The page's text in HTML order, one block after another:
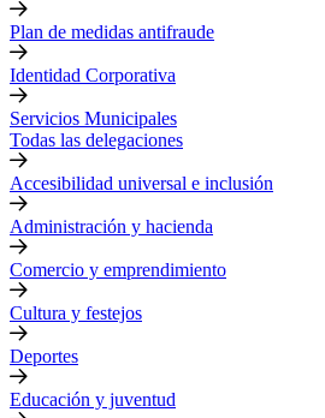
Plan de medidas antifraude
Identidad Corporativa
Servicios Municipales
Todas las delegaciones
Accesibilidad universal e inclusión
Administración y hacienda
Comercio y emprendimiento
Cultura y festejos
Deportes
Educación y juventud